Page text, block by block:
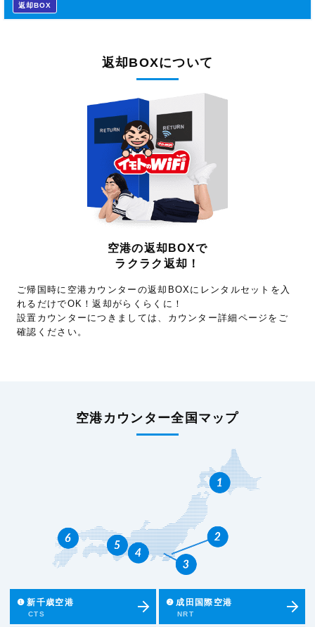
返却BOX
返却BOXについて
空港の返却BOXで
ラクラク返却！
ご帰国時に空港カウンターの返却BOXにレンタルセットを入
れるだけでOK！返却がらくらくに！
設置カウンターにつきましては、カウンター詳細ページをご
確認ください。
空港カウンター全国マップ
❶ 新千歳空港
CTS
❷ 成田国際空港
NRT